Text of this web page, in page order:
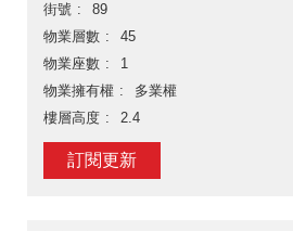
街號
89
物業層數
45
物業座數
1
物業擁有權
多業權
樓層高度
2.4
訂閱更新